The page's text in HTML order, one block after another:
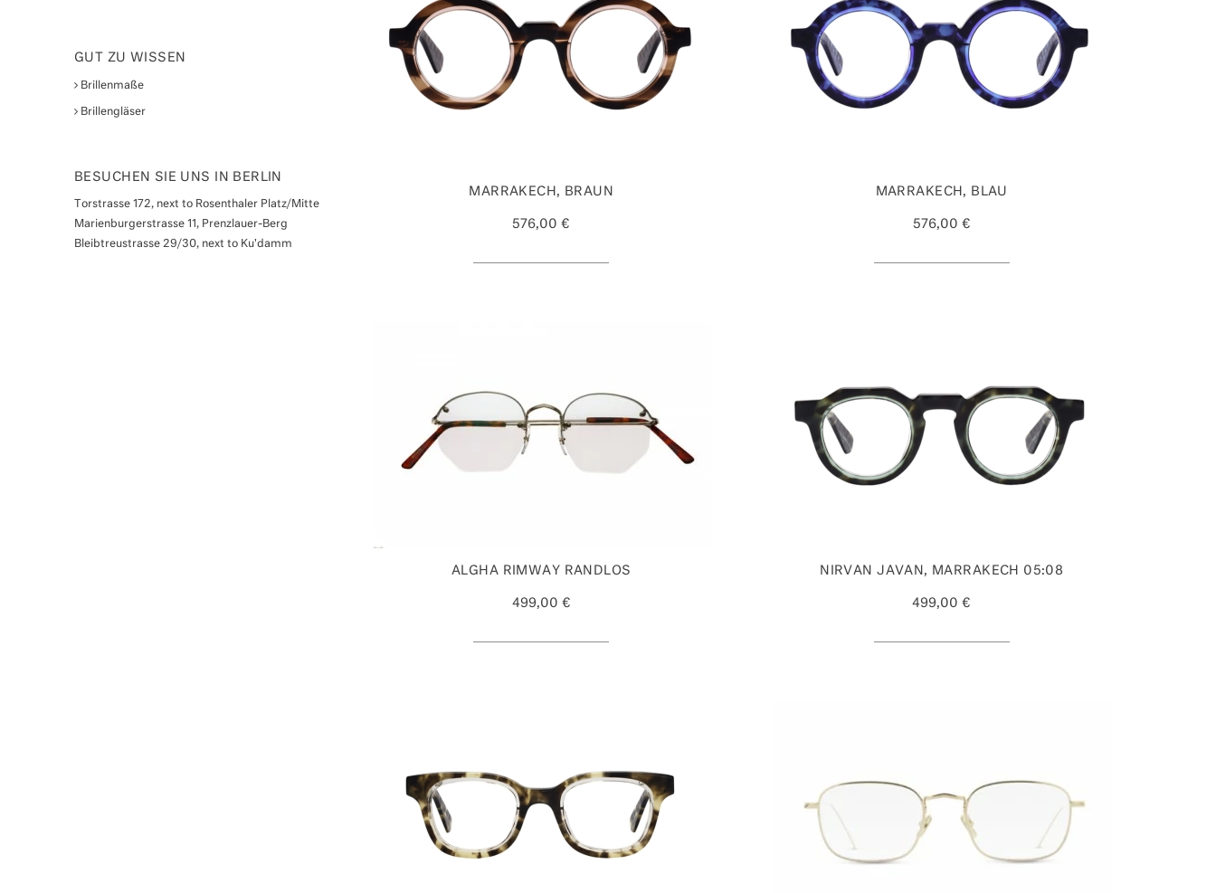
GUT ZU WISSEN
Brillenmaße
Brillengläser
BESUCHEN SIE UNS IN BERLIN
Torstrasse 172, next to Rosenthaler Platz/Mitte
Marienburgerstrasse 11, Prenzlauer-Berg
Bleibtreustrasse 29/30, next to Ku'damm
MARRAKECH, BRAUN
576,00 €
MARRAKECH, BLAU
576,00 €
ALGHA RIMWAY RANDLOS
499,00 €
NIRVAN JAVAN, MARRAKECH 05:08
499,00 €